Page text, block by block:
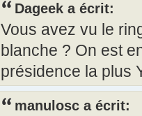
Dageek a écrit:
Vous avez vu le
blanche ? On est
présidence la plus
manulosc a écrit: